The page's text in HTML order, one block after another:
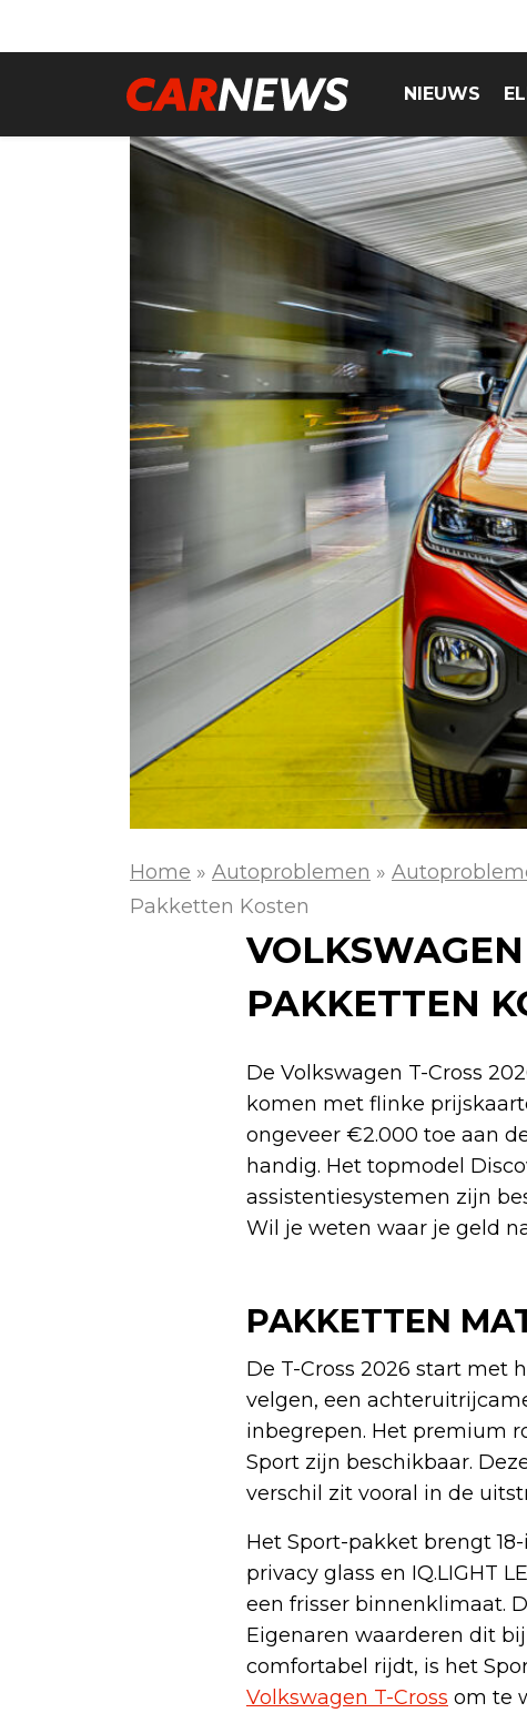
NIEUWS
Home » Autoproblemen »
Pakketten Kosten
PAKKETTEN
De Volkswagen T-Cross
komen met flinke
ongeveer €2.000 toe aan
handig. Het topmodel
assistentiesystemen zijn
Wil je weten waar je geld
PAKKETTEN
De T-Cross 2026 start met
velgen, een
inbegrepen. Het premium
Sport zijn beschikbaar.
verschil zit vooral in de
Het Sport-pakket brengt
privacy glass en IQ.LIGHT
een frisser binnenklimaat.
Eigenaren waarderen dit
comfortabel rijdt, is het
Volkswagen T-Cross om te